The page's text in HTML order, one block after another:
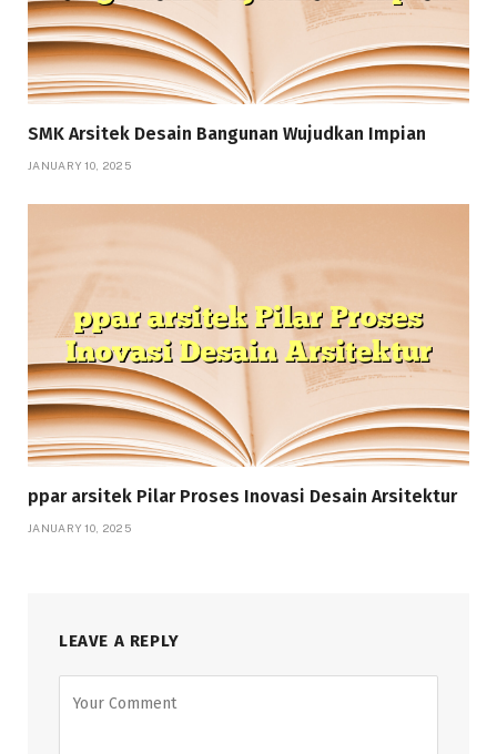
SMK Arsitek Desain Bangunan Wujudkan Impian
JANUARY 10, 2025
ppar arsitek Pilar Proses Inovasi Desain Arsitektur
JANUARY 10, 2025
LEAVE A REPLY